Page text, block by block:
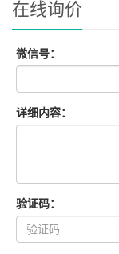
在线询价
微信号：
详细内容：
验证码：